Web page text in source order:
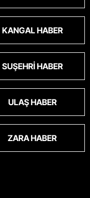
KANGAL HABER
SUŞEHRI HABER
ULAŞ HABER
ZARA HABER